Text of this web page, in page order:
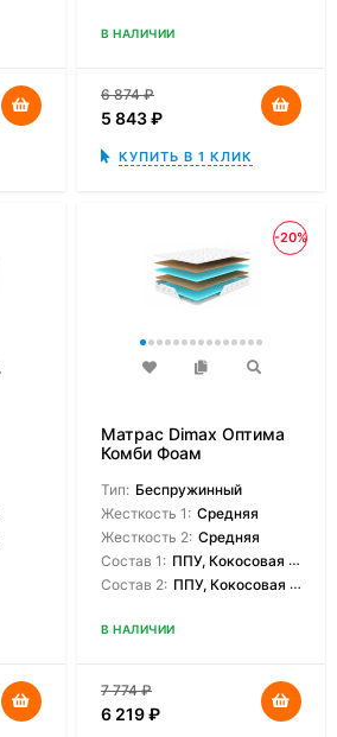
В НАЛИЧИИ
6 874₽
5 843₽
КУПИТЬ В 1 КЛИК
-20%
Матрас Dimax Оптима
Комби Фоам
Тип: Беспружинный
Жесткость 1: Средняя
Жесткость 2: Средняя
Состав 1: ППУ, Кокосовая койра
Состав 2: ППУ, Кокосовая койра
В НАЛИЧИИ
7 774₽
6 219₽